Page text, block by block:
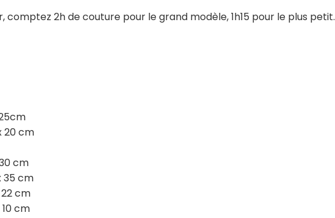
comptez 2h de couture pour le grand modèle, 1h15 pour le plus petit.
20 cm
cm
35 cm
cm
cm